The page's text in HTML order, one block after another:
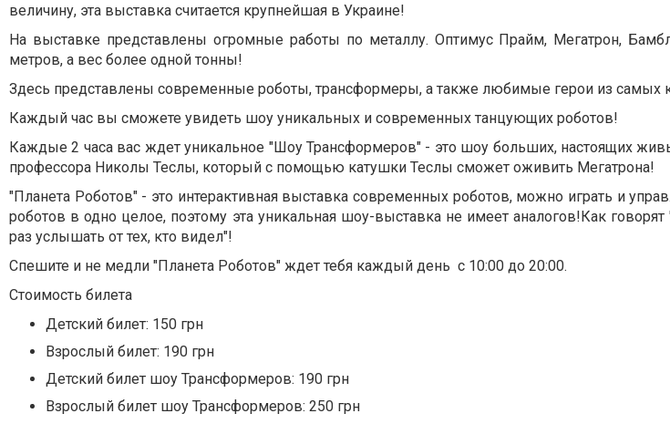
величину, эта выставка считается крупнейшая в Украине!
На выставке представлены огромные работы по металлу. Оптимус Прайм, Мегатрон,
метров, а вес более одной тонны!
Здесь представлены современные роботы, трансформеры, а также любимые герои из самых
Каждый час вы сможете увидеть шоу уникальных и современных танцующих роботов!
Каждые 2 часа вас ждет уникальное "Шоу Трансформеров" - это шоу больших, настоящих
профессора Николы Теслы, который с помощью катушки Теслы сможет оживить Мегатрона!
"Планета Роботов" - это интерактивная выставка современных роботов, можно играть и
роботов в одно целое, поэтому эта уникальная шоу-выставка не имеет аналогов!Как
раз услышать от тех, кто видел"!
Спешите и не медли "Планета Роботов" ждет тебя каждый день с 10:00 до 20:00.
Стоимость билета
Детский билет: 150 грн
Взрослый билет: 190 грн
Детский билет шоу Трансформеров: 190 грн
Взрослый билет шоу Трансформеров: 250 грн